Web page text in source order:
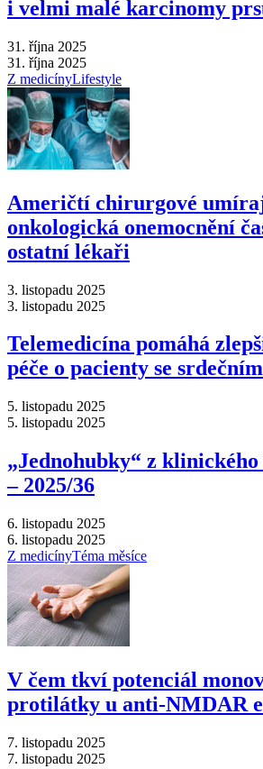
i velmi malé karcinomy
31. října 2025
31. října 2025
Z medicínyLifestyle
Američtí chirurgové
onkologická onemocnění
ostatní lékaři
3. listopadu 2025
3. listopadu 2025
Telemedicína pomáhá
péče o pacienty se
5. listopadu 2025
5. listopadu 2025
„Jednohubky“ z
–⁠ 2025/36
6. listopadu 2025
6. listopadu 2025
Z medicínyTéma měsíce
V čem tkví potenciál
protilátky u anti-NMDAR
7. listopadu 2025
7. listopadu 2025